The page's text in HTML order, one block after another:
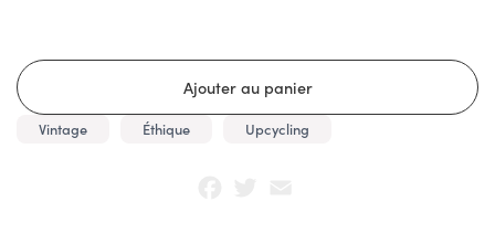
Vintage Éthique Upcycling